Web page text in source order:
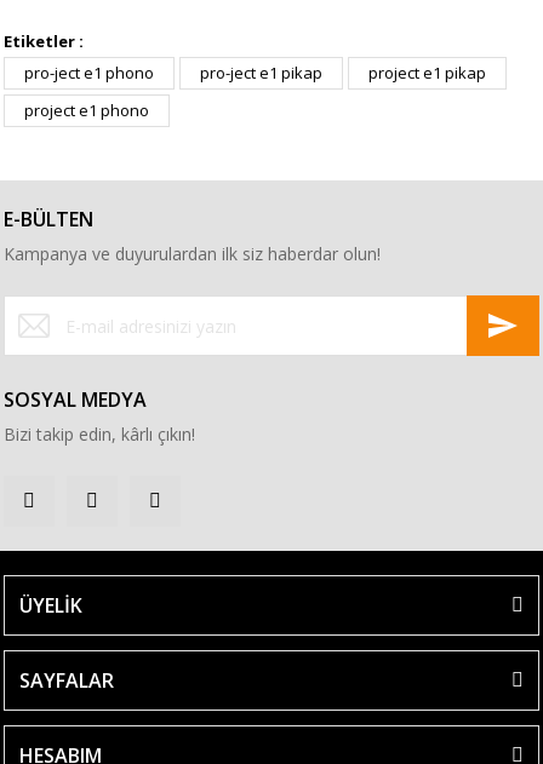
Etiketler :
pro-ject e1 phono
pro-ject e1 pikap
project e1 pikap
project e1 phono
E-BÜLTEN
Kampanya ve duyurulardan ilk siz haberdar olun!
SOSYAL MEDYA
Bizi takip edin, kârlı çıkın!
ÜYELİK
SAYFALAR
HESABIM